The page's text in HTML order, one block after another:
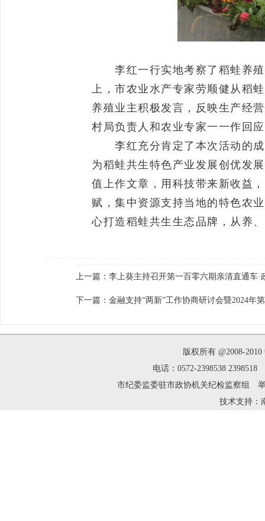
李红一行实地考察了稻蛙养殖
上，市农业水产专家劳顺健从稻
养殖业主积极发言，反映生产经
村局负责人和农业专家一一作回
李红充分肯定了本次活动的成
为稻蛙共生特色产业发展创优发
值上作文章，用科技带来新收益
赋，集中资源支持当地的特色农
心打造稻蛙共生生态品牌，从养
上一篇： 李上葵主持召开第一百零六期亲清直通车·
下一篇： 金融支持“两新”工作协商研讨会暨2024年
版权所有 @2008-
电话：0572-2398538
市纪委监委驻市政协机关纪检监察组
技术支持：